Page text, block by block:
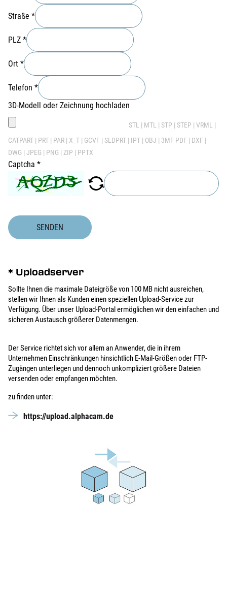
Straße *
PLZ *
Ort *
Telefon *
3D-Modell oder Zeichnung hochladen
STL | MTL | STP | STEP | VRML |
CATPART | PRT | PAR | X_T | GCVF | SLDPRT | IPT | OBJ | 3MF PDF | DXF |
DWG | JPEG | PNG | ZIP | PPTX
Captcha *
SENDEN
* Uploadserver
Sollte Ihnen die maximale Dateigröße von 100 MB nicht ausreichen,
stellen wir Ihnen als Kunden einen speziellen Upload-Service zur
Verfügung. Über unser Upload-Portal ermöglichen wir den einfachen und
sicheren Austausch größerer Datenmengen.
Der Service richtet sich vor allem an Anwender, die in ihrem
Unternehmen Einschränkungen hinsichtlich E-Mail-Größen oder FTP-
Zugängen unterliegen und dennoch unkompliziert größere Dateien
versenden oder empfangen möchten.
zu finden unter:
https://upload.alphacam.de